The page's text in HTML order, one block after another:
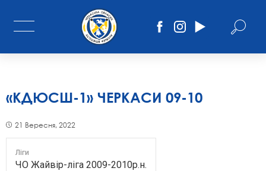
«КДЮСШ-1» ЧЕРКАСИ 09-10
21 Вересня, 2022
Ліги
ЧО Жайвір-ліга 2009-2010р.н.